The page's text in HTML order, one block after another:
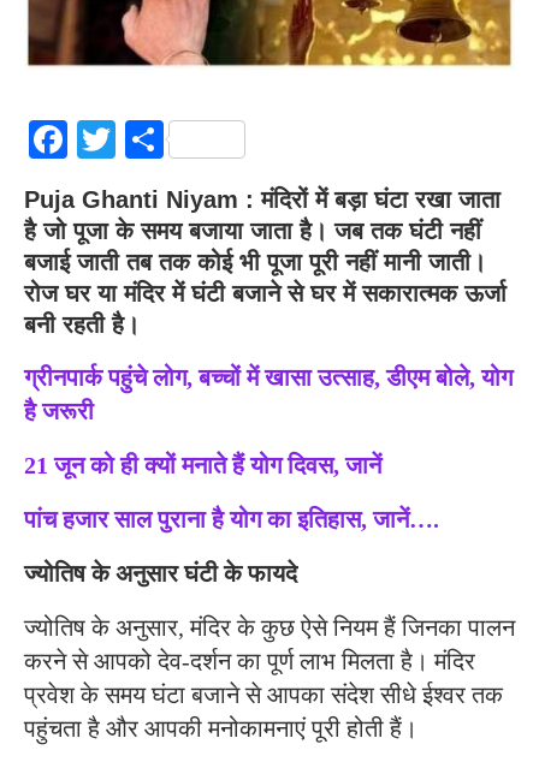
Facebook
TwitterShare
Puja Ghanti Niyam : मंदिरों में बड़ा घंटा रखा जाता
है जो पूजा के समय बजाया जाता है। जब तक घंटी नहीं
बजाई जाती तब तक कोई भी पूजा पूरी नहीं मानी जाती।
रोज घर या मंदिर में घंटी बजाने से घर में सकारात्मक ऊर्जा
बनी रहती है।
ग्रीनपार्क पहुंचे लोग, बच्चों में खासा उत्साह, डीएम बोले, योग
है जरूरी
21 जून को ही क्यों मनाते हैं योग दिवस, जानें
पांच हजार साल पुराना है योग का इतिहास, जानें….
ज्योतिष के अनुसार घंटी के फायदे
ज्योतिष के अनुसार, मंदिर के कुछ ऐसे नियम हैं जिनका पालन
करने से आपको देव-दर्शन का पूर्ण लाभ मिलता है। मंदिर
प्रवेश के समय घंटा बजाने से आपका संदेश सीधे ईश्वर तक
पहुंचता है और आपकी मनोकामनाएं पूरी होती हैं।